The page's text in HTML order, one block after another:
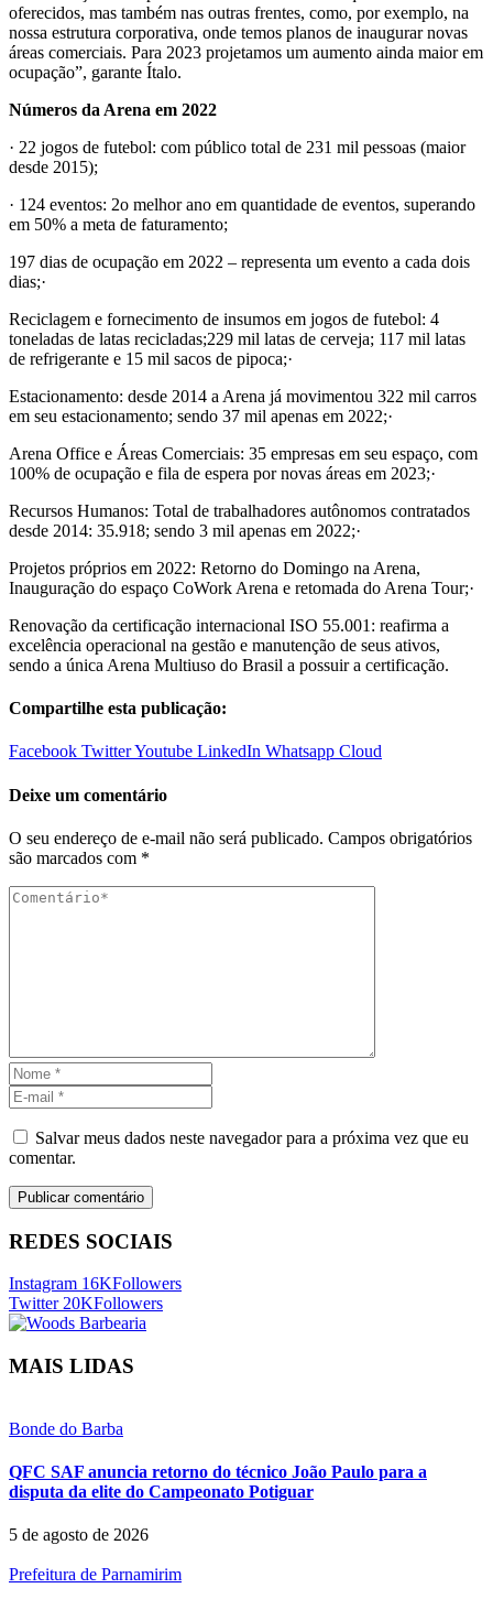
oferecidos, mas também nas outras frentes, como, por exemplo, na
nossa estrutura corporativa, onde temos planos de inaugurar novas
áreas comerciais. Para 2023 projetamos um aumento ainda maior em
ocupação”, garante Ítalo.
Números da Arena em 2022
· 22 jogos de futebol: com público total de 231 mil pessoas (maior
desde 2015);
· 124 eventos: 2o melhor ano em quantidade de eventos, superando
em 50% a meta de faturamento;
197 dias de ocupação em 2022 – representa um evento a cada dois
dias;·
Reciclagem e fornecimento de insumos em jogos de futebol: 4
toneladas de latas recicladas;229 mil latas de cerveja; 117 mil latas
de refrigerante e 15 mil sacos de pipoca;·
Estacionamento: desde 2014 a Arena já movimentou 322 mil carros
em seu estacionamento; sendo 37 mil apenas em 2022;·
Arena Office e Áreas Comerciais: 35 empresas em seu espaço, com
100% de ocupação e fila de espera por novas áreas em 2023;·
Recursos Humanos: Total de trabalhadores autônomos contratados
desde 2014: 35.918; sendo 3 mil apenas em 2022;·
Projetos próprios em 2022: Retorno do Domingo na Arena,
Inauguração do espaço CoWork Arena e retomada do Arena Tour;·
Renovação da certificação internacional ISO 55.001: reafirma a
excelência operacional na gestão e manutenção de seus ativos,
sendo a única Arena Multiuso do Brasil a possuir a certificação.
Compartilhe esta publicação:
Facebook TwitterYoutube LinkedIn Whatsapp Cloud
Deixe um comentário
O seu endereço de e-mail não será publicado. Campos obrigatórios
são marcados com *
Salvar meus dados neste navegador para a próxima vez que eu
comentar.
REDES SOCIAIS
Instagram 16KFollowers
Twitter 20KFollowers
MAIS LIDAS
Bonde do Barba
QFC SAF anuncia retorno do técnico João Paulo para a
disputa da elite do Campeonato Potiguar
5 de agosto de 2026
Prefeitura de Parnamirim